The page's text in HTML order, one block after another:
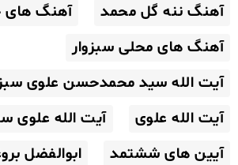
آهنگ ننه گل محمد
آهنگ های
آهنگ های محلی سبزوار
آیت الله سید محمدحسن علوی
آیت الله علوی
آیت الله علوی
آیین های ششتمد
ابوالفضل